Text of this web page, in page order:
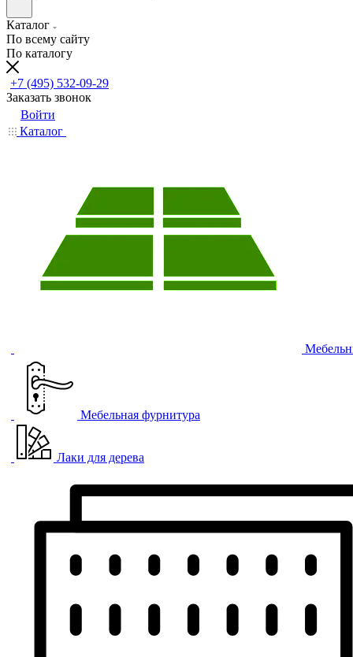
Каталог
По всему сайту
По каталогу
+7 (495) 532-09-29
Заказать звонок
Войти
Каталог
Мебельная фурнитура
Лаки для дерева